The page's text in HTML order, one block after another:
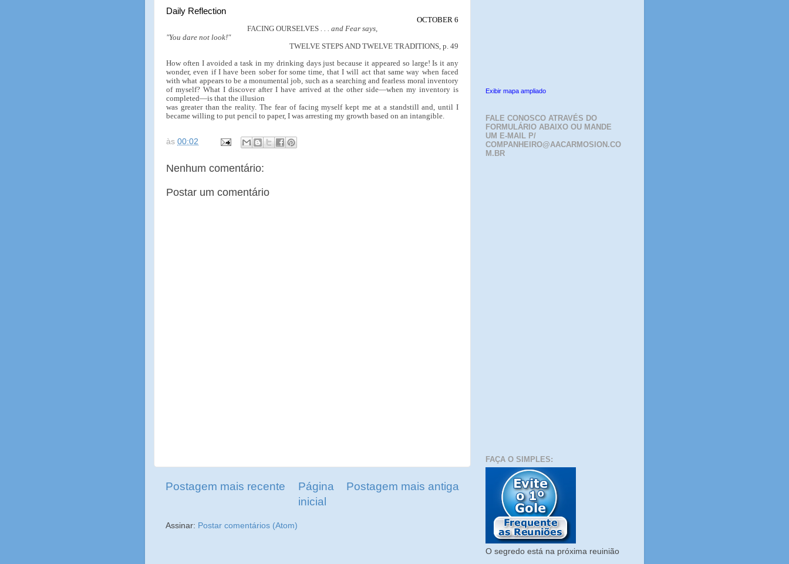
Daily Reflection
OCTOBER 6
FACING OURSELVES . . . and Fear says,
"You dare not look!"
TWELVE STEPS AND TWELVE TRADITIONS, p. 49
How often I avoided a task in my drinking days just because it appeared so large! Is it any
wonder, even if I have been sober for some time, that I will act that same way when faced
with what appears to be a monumental job, such as a searching and fearless moral inventory
of myself? What I discover after I have arrived at the other side—when my inventory is
completed—is that the illusion
was greater than the reality. The fear of facing myself kept me at a standstill and, until I
became willing to put pencil to paper, I was arresting my growth based on an intangible.
às 00:02
Nenhum comentário:
Postar um comentário
Postagem mais recente Postagem mais antiga
Página
inicial
Assinar: Postar comentários (Atom)
Exibir mapa ampliado
FALE CONOSCO ATRAVÉS DO
FORMULÁRIO ABAIXO OU MANDE
UM E-MAIL P/
COMPANHEIRO@AACARMOSION.CO
M.BR
FAÇA O SIMPLES:
O segredo está na próxima reuinião